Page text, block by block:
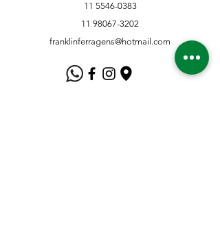
11 5546-0383
11 98067-3202
franklinferragens@hotmail.com